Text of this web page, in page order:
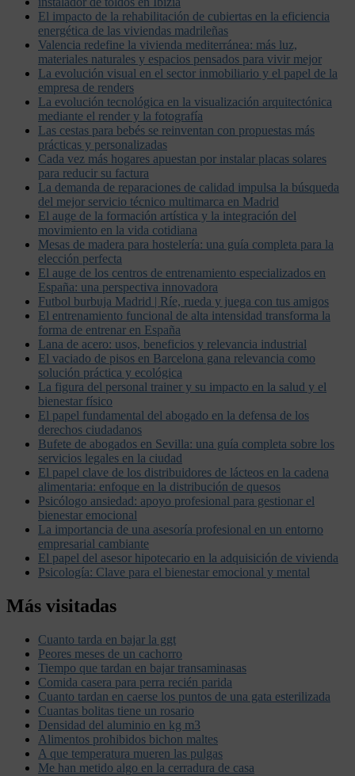
El impacto de la rehabilitación de cubiertas en la eficiencia
energética de las viviendas madrileñas
Valencia redefine la vivienda mediterránea: más luz,
materiales naturales y espacios pensados para vivir mejor
La evolución visual en el sector inmobiliario y el papel de la
empresa de renders
La evolución tecnológica en la visualización arquitectónica
mediante el render y la fotografía
Las cestas para bebés se reinventan con propuestas más
prácticas y personalizadas
Cada vez más hogares apuestan por instalar placas solares
para reducir su factura
La demanda de reparaciones de calidad impulsa la búsqueda
del mejor servicio técnico multimarca en Madrid
El auge de la formación artística y la integración del
movimiento en la vida cotidiana
Mesas de madera para hostelería: una guía completa para la
elección perfecta
El auge de los centros de entrenamiento especializados en
España: una perspectiva innovadora
Futbol burbuja Madrid | Ríe, rueda y juega con tus amigos
El entrenamiento funcional de alta intensidad transforma la
forma de entrenar en España
Lana de acero: usos, beneficios y relevancia industrial
El vaciado de pisos en Barcelona gana relevancia como
solución práctica y ecológica
La figura del personal trainer y su impacto en la salud y el
bienestar físico
El papel fundamental del abogado en la defensa de los
derechos ciudadanos
Bufete de abogados en Sevilla: una guía completa sobre los
servicios legales en la ciudad
El papel clave de los distribuidores de lácteos en la cadena
alimentaria: enfoque en la distribución de quesos
Psicólogo ansiedad: apoyo profesional para gestionar el
bienestar emocional
La importancia de una asesoría profesional en un entorno
empresarial cambiante
El papel del asesor hipotecario en la adquisición de vivienda
Psicología: Clave para el bienestar emocional y mental
Más visitadas
Cuanto tarda en bajar la ggt
Peores meses de un cachorro
Tiempo que tardan en bajar transaminasas
Comida casera para perra recién parida
Cuanto tardan en caerse los puntos de una gata esterilizada
Cuantas bolitas tiene un rosario
Densidad del aluminio en kg m3
Alimentos prohibidos bichon maltes
A que temperatura mueren las pulgas
Me han metido algo en la cerradura de casa